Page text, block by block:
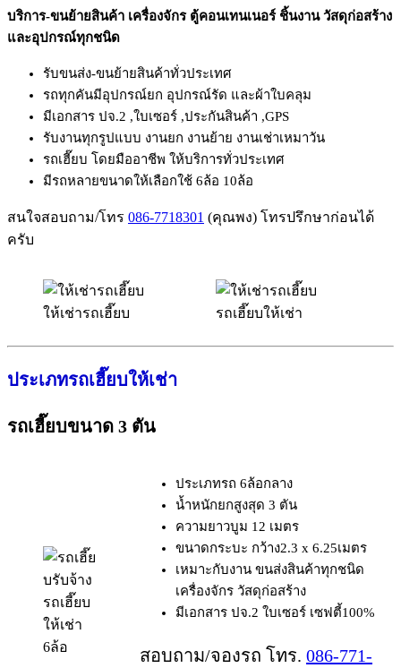
บริการ-ขนย้ายสินค้า เครื่องจักร ตู้คอนเทนเนอร์ ชิ้นงาน วัสดุก่อสร้าง
และอุปกรณ์ทุกชนิด
รับขนส่ง-ขนย้ายสินค้าทั่วประเทศ
รถทุกคันมีอุปกรณ์ยก อุปกรณ์รัด และผ้าใบคลุม
มีเอกสาร ปจ.2 ,ใบเซอร์ ,ประกันสินค้า ,GPS
รับงานทุกรูปแบบ งานยก งานย้าย งานเช่าเหมาวัน
รถเฮี๊ยบ โดยมืออาชีพ ให้บริการทั่วประเทศ
มีรถหลายขนาดให้เลือกใช้ 6ล้อ 10ล้อ
สนใจสอบถาม/โทร 086-7718301 (คุณพง) โทรปรึกษาก่อนได้
ครับ
ให้เช่ารถเฮี๊ยบ รถเฮี๊ยบให้เช่า
ประเภทรถเฮี๊ยบให้เช่า
รถเฮี๊ยบขนาด 3 ตัน
รถเฮี๊ยบ
ให้เช่า
6ล้อ
ประเภทรถ 6ล้อกลาง
น้ำหนักยกสูงสุด 3 ตัน
ความยาวบูม 12 เมตร
ขนาดกระบะ กว้าง2.3 x 6.25เมตร
เหมาะกับงาน ขนส่งสินค้าทุกชนิด
เครื่องจักร วัสดุก่อสร้าง
มีเอกสาร ปจ.2 ใบเซอร์ เซฟตี้100%
สอบถาม/จองรถ โทร.086-771-